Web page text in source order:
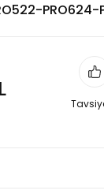
PRO624-